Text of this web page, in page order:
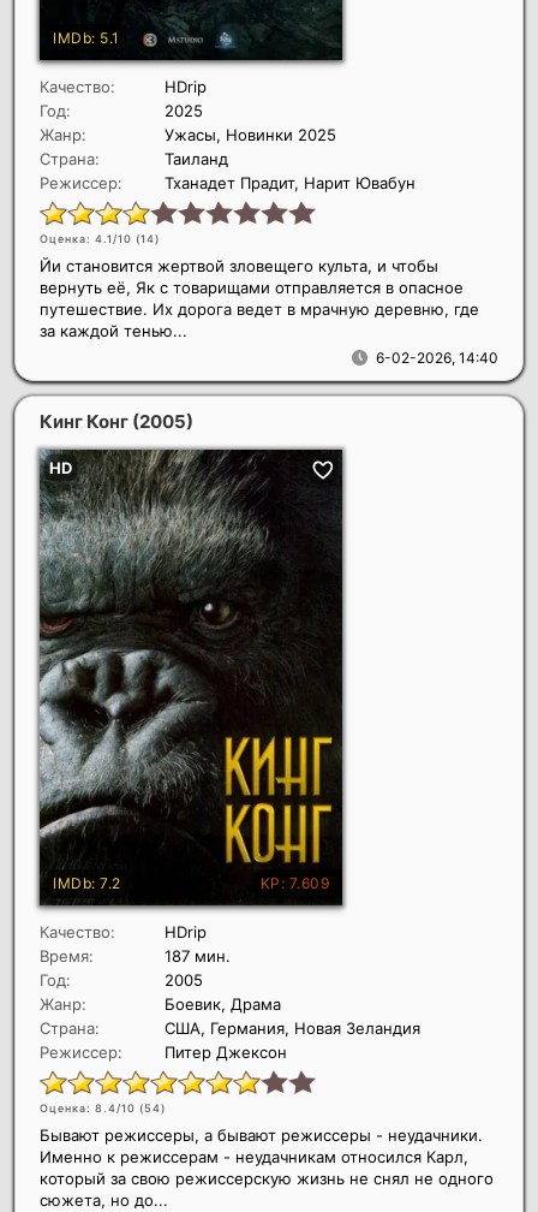
Качество:
HDrip
Год:
2025
Жанр:
Ужасы, Новинки 2025
Страна:
Таиланд
Режиссер:
Тханадет Прадит, Нарит Ювабун
Оценка: 4.1/10 (14)
6-02-2026, 14:40
Йи становится жертвой зловещего культа, и чтобы
вернуть её, Як с товарищами отправляется в опасное
путешествие. Их дорога ведет в мрачную деревню, где
за каждой тенью...
Кинг Конг (2005)
Качество:
HDrip
Время:
187 мин.
Год:
2005
Жанр:
Боевик, Драма
Страна:
США, Германия, Новая Зеландия
Режиссер:
Питер Джексон
Оценка: 8.4/10 (54)
Бывают режиссеры, а бывают режиссеры - неудачники.
Именно к режиссерам - неудачникам относился Карл,
который за свою режиссерскую жизнь не снял не одного
сюжета, но до...